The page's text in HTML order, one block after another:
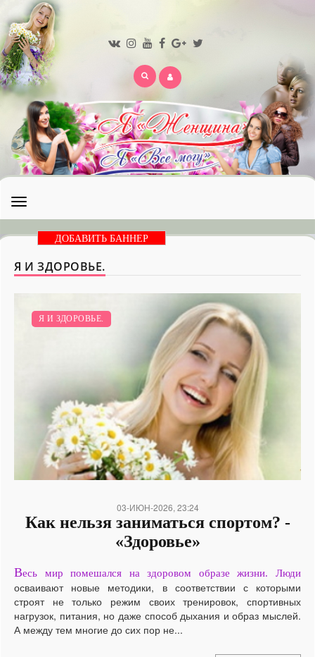
Открыть
меню
ДОБАВИТЬ БАННЕР
Я И ЗДОРОВЬЕ.
Я И ЗДОРОВЬЕ.
03-ИЮН-2026, 23:24
Как нельзя заниматься спортом? -
«Здоровье»
Весь мир помешался на здоровом образе жизни. Люди
осваивают новые методики, в соответствии с которыми
строят не только режим своих тренировок, спортивных
нагрузок, питания, но даже способ дыхания и образ мыслей.
А между тем многие до сих пор не...